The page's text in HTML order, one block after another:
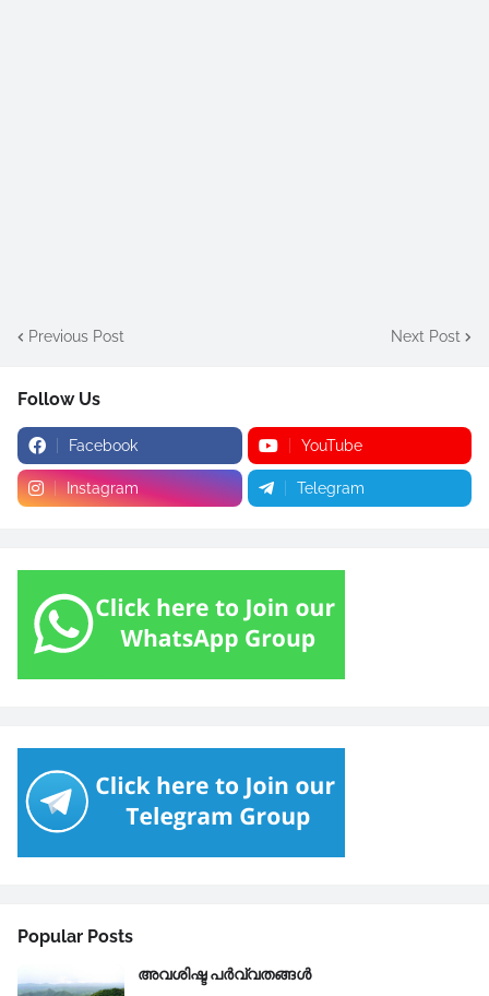
Previous Post Next Post
Follow Us
Facebook YouTube
Instagram Telegram
Popular Posts
അവശിഷ്ട പർവ്വതങ്ങൾ